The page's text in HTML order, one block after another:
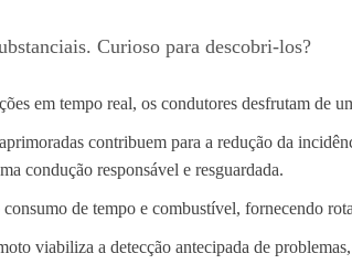
Curioso para descobri-los?
em tempo real, os condutores desfrutam de
contribuem para a redução da
condução responsável e resguardada.
de tempo e combustível, fornecendo
viabiliza a detecção antecipada de